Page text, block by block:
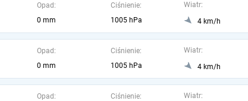
Opad:
0 mm
Ciśnienie:
1005 hPa
Wiatr:
4 km/h
Opad:
0 mm
Ciśnienie:
1005 hPa
Wiatr:
4 km/h
Opad:
Ciśnienie:
Wiatr: